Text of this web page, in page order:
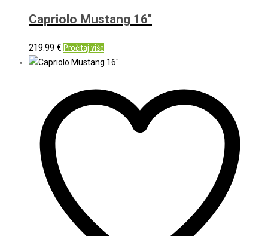
Capriolo Mustang 16″
219.99 € Pročitaj više